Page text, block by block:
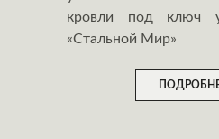
кровли под ключ у
«Стальной Мир»